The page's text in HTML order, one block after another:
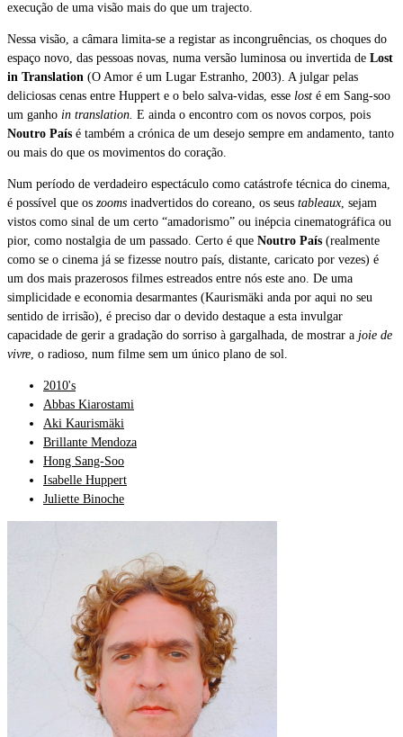
execução de uma visão mais do que um trajecto.
Nessa visão, a câmara limita-se a registar as incongruências, os choques do
espaço novo, das pessoas novas, numa versão luminosa ou invertida de Lost
in Translation (O Amor é um Lugar Estranho, 2003). A julgar pelas
deliciosas cenas entre Huppert e o belo salva-vidas, esse lost é em Sang-soo
um ganho in translation. E ainda o encontro com os novos corpos, pois
Noutro País é também a crónica de um desejo sempre em andamento, tanto
ou mais do que os movimentos do coração.
Num período de verdadeiro espectáculo como catástrofe técnica do cinema,
é possível que os zooms inadvertidos do coreano, os seus tableaux , sejam
vistos como sinal de um certo “amadorismo” ou inépcia cinematográfica ou
pior, como nostalgia de um passado. Certo é que Noutro País (realmente
como se o cinema já se fizesse noutro país, distante, caricato por vezes) é
um dos mais prazerosos filmes estreados entre nós este ano. De uma
simplicidade e economia desarmantes (Kaurismäki anda por aqui no seu
sentido de irrisão), é preciso dar o devido destaque a esta invulgar
capacidade de gerir a gradação do sorriso à gargalhada, de mostrar a joie de
vivre , o radioso, num filme sem um único plano de sol.
2010's
Abbas Kiarostami
Aki Kaurismäki
Brillante Mendoza
Hong Sang-Soo
Isabelle Huppert
Juliette Binoche